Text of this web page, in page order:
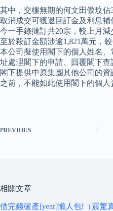
其中，交樓無期的何文田傲玟
取消成交可獲退回訂金及利息
今一手錄撻訂共20宗，較上月減
至於殺訂金額涉逾1,821萬元，較
本公司擬使用閣下的個人姓名
址處理閣下的申請、回覆閣下
閣下提供中原集團其他公司的
之前，不能如此使用閣下的個人
PREVIOUS
相關文章
借完錢破產[year]懶人包!（震驚